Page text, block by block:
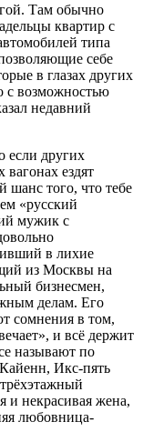
Там обычно
квартир с
типа
себе
в глазах других
с возможностью
недавний
если других
ездят
шанс того, что тебе
«русский
мужик с
в лихие
из Москвы на
бизнесмен,
делам. Его
сомнения в том,
и всё держит
называют по
Икс-пять
и некрасивая жена,
любовница-